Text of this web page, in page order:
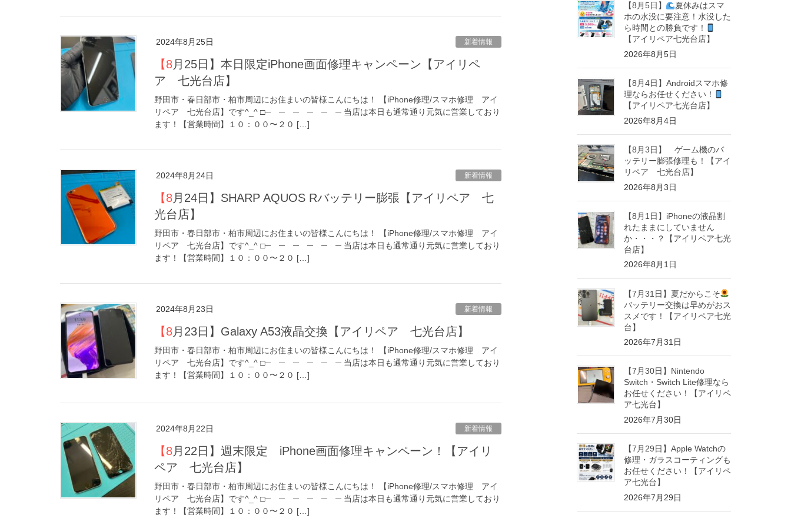
2024年8月25日 新着情報
【8月25日】本日限定iPhone画面修理キャンペーン【アイリペ
ア 七光台店】
野田市・春日部市・柏市周辺にお住まいの皆様こんにちは！ 【iPhone修理/スマホ修理 アイ
リペア 七光台店】です^_^ □─ ─ ─ ─ ─ ─ 当店は本日も通常通り元気に営業しており
ます！【営業時間】１０：００〜２０ […]
2024年8月24日 新着情報
【8月24日】SHARP AQUOS Rバッテリー膨張【アイリペア 七
光台店】
野田市・春日部市・柏市周辺にお住まいの皆様こんにちは！ 【iPhone修理/スマホ修理 アイ
リペア 七光台店】です^_^ □─ ─ ─ ─ ─ ─ 当店は本日も通常通り元気に営業しており
ます！【営業時間】１０：００〜２０ […]
2024年8月23日 新着情報
【8月23日】Galaxy A53液晶交換【アイリペア 七光台店】
野田市・春日部市・柏市周辺にお住まいの皆様こんにちは！ 【iPhone修理/スマホ修理 アイ
リペア 七光台店】です^_^ □─ ─ ─ ─ ─ ─ 当店は本日も通常通り元気に営業しており
ます！【営業時間】１０：００〜２０ […]
2024年8月22日 新着情報
【8月22日】週末限定 iPhone画面修理キャンペーン！【アイリ
ペア 七光台店】
野田市・春日部市・柏市周辺にお住まいの皆様こんにちは！ 【iPhone修理/スマホ修理 アイ
リペア 七光台店】です^_^ □─ ─ ─ ─ ─ ─ 当店は本日も通常通り元気に営業しており
ます！【営業時間】１０：００〜２０ […]
【8月5日】
夏休みはスマ
ホの水没に要注意！水没した
ら時間との勝負です！
【アイリペア七光台店】
2026年8月5日
【8月4日】Androidスマホ修
理ならお任せください！
【アイリペア七光台店】
2026年8月4日
【8月3日】 ゲーム機のバ
ッテリー膨張修理も！【アイ
リペア 七光台店】
2026年8月3日
【8月1日】iPhoneの液晶割
れたままにしていません
か・・・？【アイリペア七光
台店】
2026年8月1日
【7月31日】夏だからこそ
バッテリー交換は早めがおス
スメです！【アイリペア七光
台】
2026年7月31日
【7月30日】Nintendo
Switch・Switch Lite修理なら
お任せください！【アイリペ
ア七光台】
2026年7月30日
【7月29日】Apple Watchの
修理・ガラスコーティングも
お任せください！【アイリペ
ア七光台】
2026年7月29日